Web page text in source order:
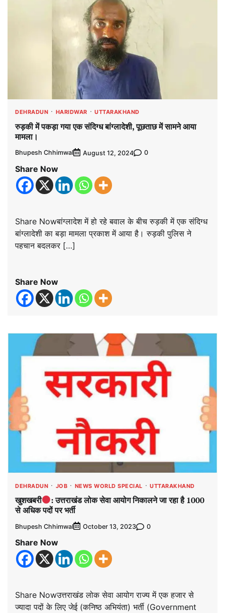
DEHRADUN HARIDWAR UTTARAKHAND
रुड़की में पकड़ा गया एक संदिग्ध बांग्लादेशी, पूछताछ में सामने आया
मामला।
Bhupesh Chhimwal August 12, 2024 0
Share Now
Share Nowबांग्लादेश में हो रहे बवाल के बीच रुड़की में एक संदिग्ध
बांग्लादेशी का बड़ा मामला प्रकाश में आया है। रुड़की पुलिस ने
पहचान बदलकर […]
Share Now
DEHRADUN JOB NEWS WORLD SPECIAL UTTARAKHAND
खुशखबरी
: उत्तराखंड लोक सेवा आयोग निकालने जा रहा है 1000
से अधिक पदों पर भर्ती
Bhupesh Chhimwal October 13, 2023 0
Share Now
Share Nowउत्तराखंड लोक सेवा आयोग राज्य में एक हजार से
ज्यादा पदों के लिए जेई (कनिष्ठ अभियंता) भर्ती (Government